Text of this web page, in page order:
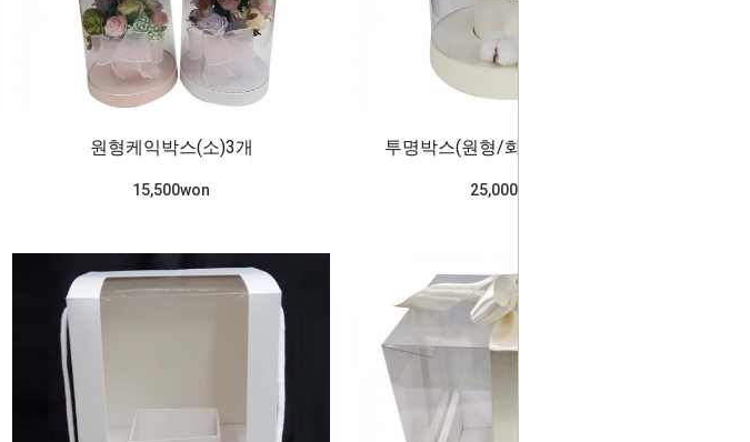
원형케익박스(소)3개
15,500won
투명박스(원형/화이트*미래)3개
25,000won